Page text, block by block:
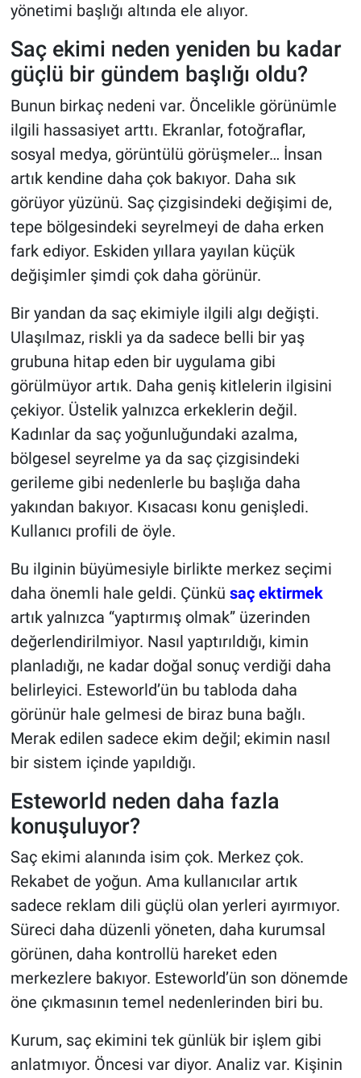
yönetimi başlığı altında ele alıyor.
Saç ekimi neden yeniden bu kadar
güçlü bir gündem başlığı oldu?
Bunun birkaç nedeni var. Öncelikle görünümle
ilgili hassasiyet arttı. Ekranlar, fotoğraflar,
sosyal medya, görüntülü görüşmeler… İnsan
artık kendine daha çok bakıyor. Daha sık
görüyor yüzünü. Saç çizgisindeki değişimi de,
tepe bölgesindeki seyrelmeyi de daha erken
fark ediyor. Eskiden yıllara yayılan küçük
değişimler şimdi çok daha görünür.
Bir yandan da saç ekimiyle ilgili algı değişti.
Ulaşılmaz, riskli ya da sadece belli bir yaş
grubuna hitap eden bir uygulama gibi
görülmüyor artık. Daha geniş kitlelerin ilgisini
çekiyor. Üstelik yalnızca erkeklerin değil.
Kadınlar da saç yoğunluğundaki azalma,
bölgesel seyrelme ya da saç çizgisindeki
gerileme gibi nedenlerle bu başlığa daha
yakından bakıyor. Kısacası konu genişledi.
Kullanıcı profili de öyle.
Bu ilginin büyümesiyle birlikte merkez seçimi
daha önemli hale geldi. Çünkü saç ektirmek
artık yalnızca “yaptırmış olmak” üzerinden
değerlendirilmiyor. Nasıl yaptırıldığı, kimin
planladığı, ne kadar doğal sonuç verdiği daha
belirleyici. Esteworld’ün bu tabloda daha
görünür hale gelmesi de biraz buna bağlı.
Merak edilen sadece ekim değil; ekimin nasıl
bir sistem içinde yapıldığı.
Esteworld neden daha fazla
konuşuluyor?
Saç ekimi alanında isim çok. Merkez çok.
Rekabet de yoğun. Ama kullanıcılar artık
sadece reklam dili güçlü olan yerleri ayırmıyor.
Süreci daha düzenli yöneten, daha kurumsal
görünen, daha kontrollü hareket eden
merkezlere bakıyor. Esteworld’ün son dönemde
öne çıkmasının temel nedenlerinden biri bu.
Kurum, saç ekimini tek günlük bir işlem gibi
anlatmıyor. Öncesi var diyor. Analiz var. Kişinin